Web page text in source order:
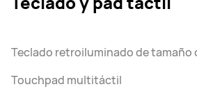
Teclado retroiluminado de tamaño
Touchpad multitáctil